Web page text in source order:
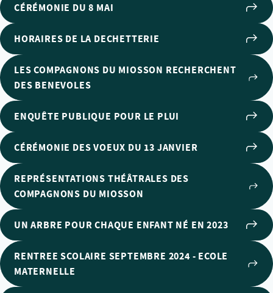
CÉRÉMONIE DU 8 MAI
HORAIRES DE LA DECHETTERIE
LES COMPAGNONS DU MIOSSON RECHERCHENT
DES BENEVOLES
ENQUÊTE PUBLIQUE POUR LE PLUI
CÉRÉMONIE DES VOEUX DU 13 JANVIER
REPRÉSENTATIONS THÉÂTRALES DES
COMPAGNONS DU MIOSSON
UN ARBRE POUR CHAQUE ENFANT NÉ EN 2023
RENTREE SCOLAIRE SEPTEMBRE 2024 - ECOLE
MATERNELLE